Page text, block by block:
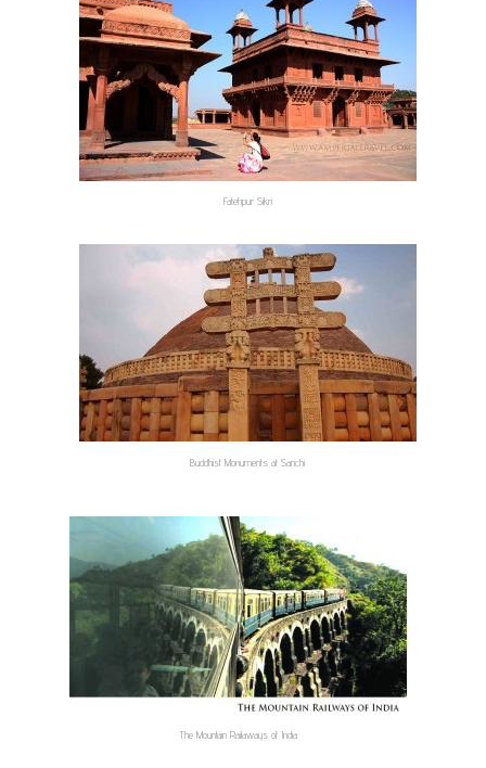
Fatehpur Sikri
Buddhist Monuments at Sanchi
The Mountain Railaways of India